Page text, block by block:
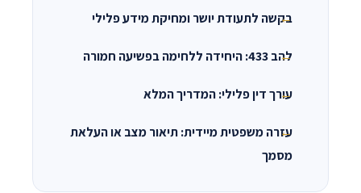
בקשה לתעודת יושר ומחיקת מידע פלילי
להב 433: היחידה ללחימה בפשיעה חמורה
עורך דין פלילי: המדריך המלא
עזרה משפטית מיידית: תיאור מצב או העלאת
מסמך